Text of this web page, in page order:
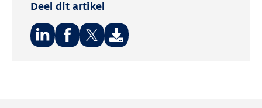
Deel dit artikel